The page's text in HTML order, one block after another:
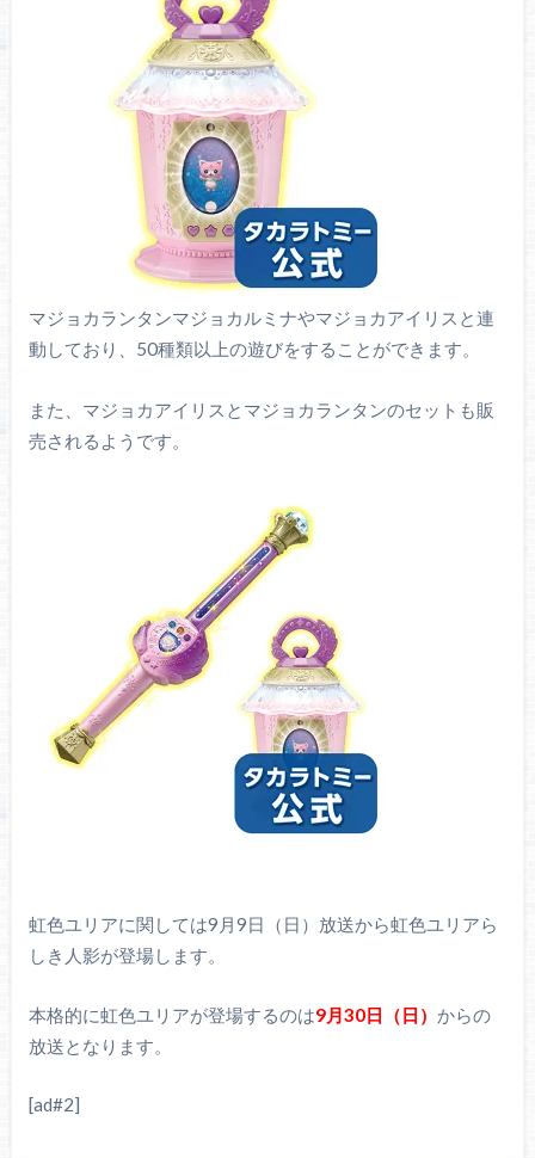
マジョカランタンマジョカルミナやマジョカアイリスと連
動しており、50種類以上の遊びをすることができます。
また、マジョカアイリスとマジョカランタンのセットも販
売されるようです。
虹色ユリアに関しては9月9日（日）放送から虹色ユリアら
しき人影が登場します。
本格的に虹色ユリアが登場するのは9月30日（日） からの
放送となります。
[ad#2]